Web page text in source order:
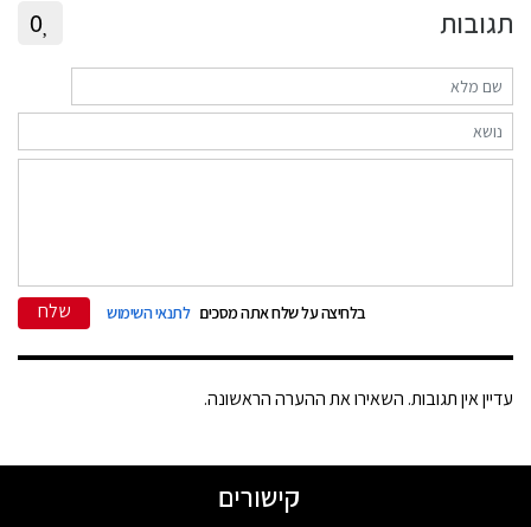
תגובות 0
בלחיצה על שלח אתה מסכים לתנאי השימוש שלח
עדיין אין תגובות. השאירו את ההערה הראשונה.
קישורים